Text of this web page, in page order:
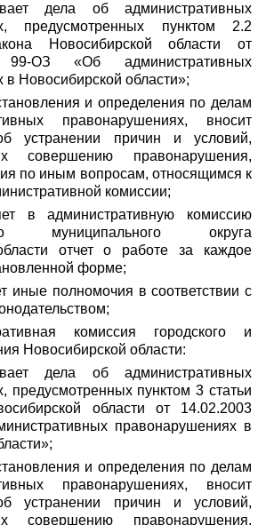
дела об административных
предусмотренных пунктом 2.2
Новосибирской области от
ОЗ «Об административных
Новосибирской области»;
и определения по делам
правонарушениях, вносит
устранении причин и условий,
совершению правонарушения,
по иным вопросам, относящимся к
комиссии;
в административную комиссию
муниципального округа
отчет о работе за каждое
форме;
иные полномочия в соответствии с
комиссия городского и
Новосибирской области:
дела об административных
предусмотренных пунктом 3 статьи
области от 14.02.2003
правонарушениях в
и определения по делам
правонарушениях, вносит
устранении причин и условий,
совершению правонарушения,